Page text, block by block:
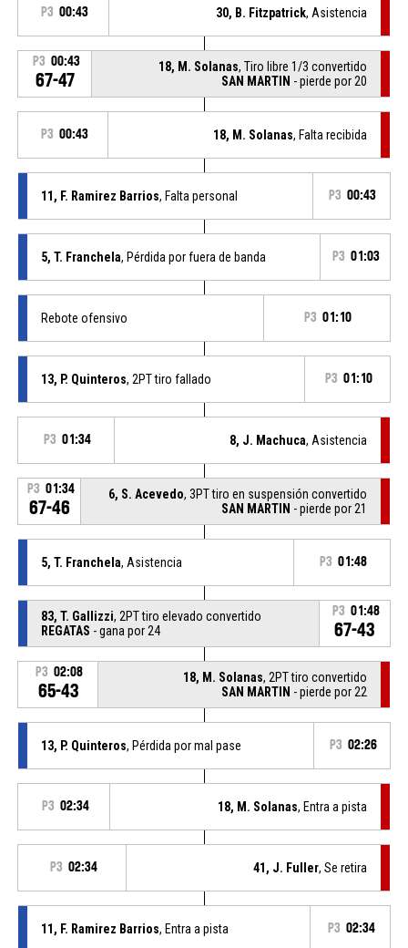
P3 00:43 30, B. Fitzpatrick, Asistencia
P3 00:43
67-47
18, M. Solanas, Tiro libre 1/3 convertido
SAN MARTIN - pierde por 20
P3 00:43 18, M. Solanas, Falta recibida
11, F. Ramirez Barrios, Falta personal P3 00:43
5, T. Franchela, Pérdida por fuera de banda P3 01:03
Rebote ofensivo P3 01:10
13, P. Quinteros, 2PT tiro fallado P3 01:10
P3 01:34 8, J. Machuca, Asistencia
P3 01:34
67-46
6, S. Acevedo, 3PT tiro en suspensión convertido
SAN MARTIN - pierde por 21
5, T. Franchela, Asistencia P3 01:48
83, T. Gallizzi, 2PT tiro elevado convertido
REGATAS - gana por 24
P3 01:48
67-43
P3 02:08
65-43
18, M. Solanas, 2PT tiro convertido
SAN MARTIN - pierde por 22
13, P. Quinteros, Pérdida por mal pase P3 02:26
P3 02:34 18, M. Solanas, Entra a pista
P3 02:34 41, J. Fuller, Se retira
11, F. Ramirez Barrios, Entra a pista P3 02:34